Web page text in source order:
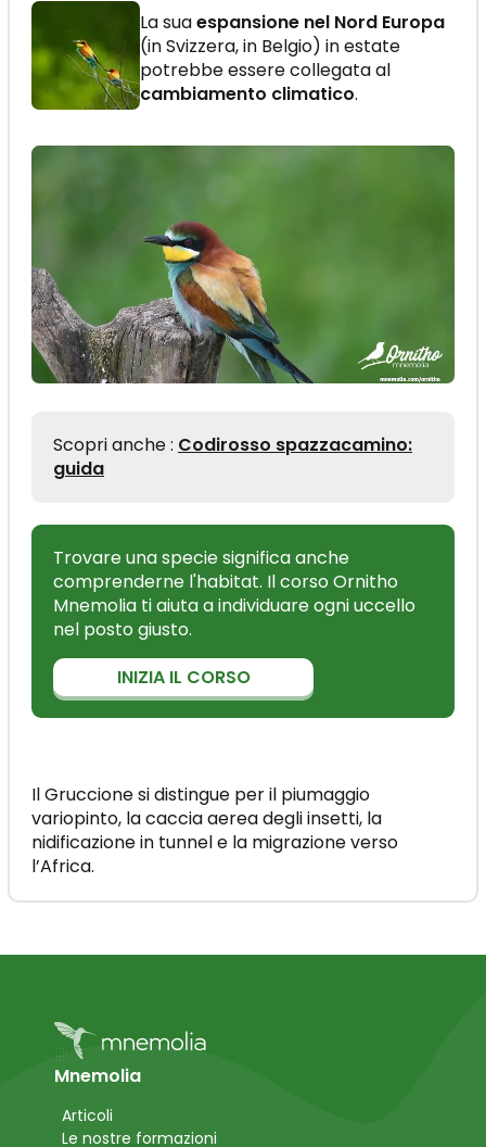
La suaespansione nel Nord Europa
(in Svizzera, in Belgio) in estate
potrebbe essere collegata al
cambiamento climatico.
Scopri anche : Codirosso spazzacamino:
guida
Trovare una specie significa anche
comprenderne l'habitat. Il corso Ornitho
Mnemolia ti aiuta a individuare ogni uccello
nel posto giusto.
INIZIA IL CORSO
Il Gruccione si distingue per il piumaggio
variopinto, la caccia aerea degli insetti, la
nidificazione in tunnel e la migrazione verso
l’Africa.
Mnemolia
Articoli
Le nostre formazioni